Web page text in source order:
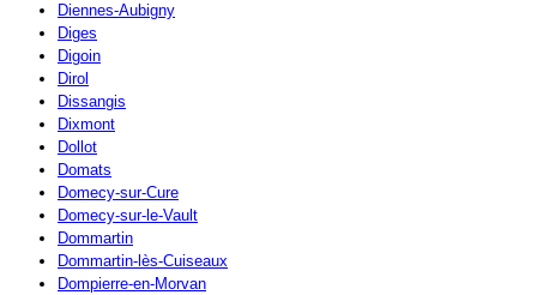
Diennes-Aubigny
Diges
Digoin
Dirol
Dissangis
Dixmont
Dollot
Domats
Domecy-sur-Cure
Domecy-sur-le-Vault
Dommartin
Dommartin-lès-Cuiseaux
Dompierre-en-Morvan